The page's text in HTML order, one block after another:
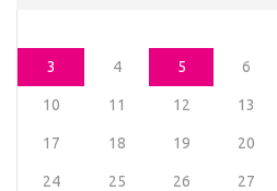
3 4 5 6
10 11 12 13
17 18 19 20
24 25 26 27